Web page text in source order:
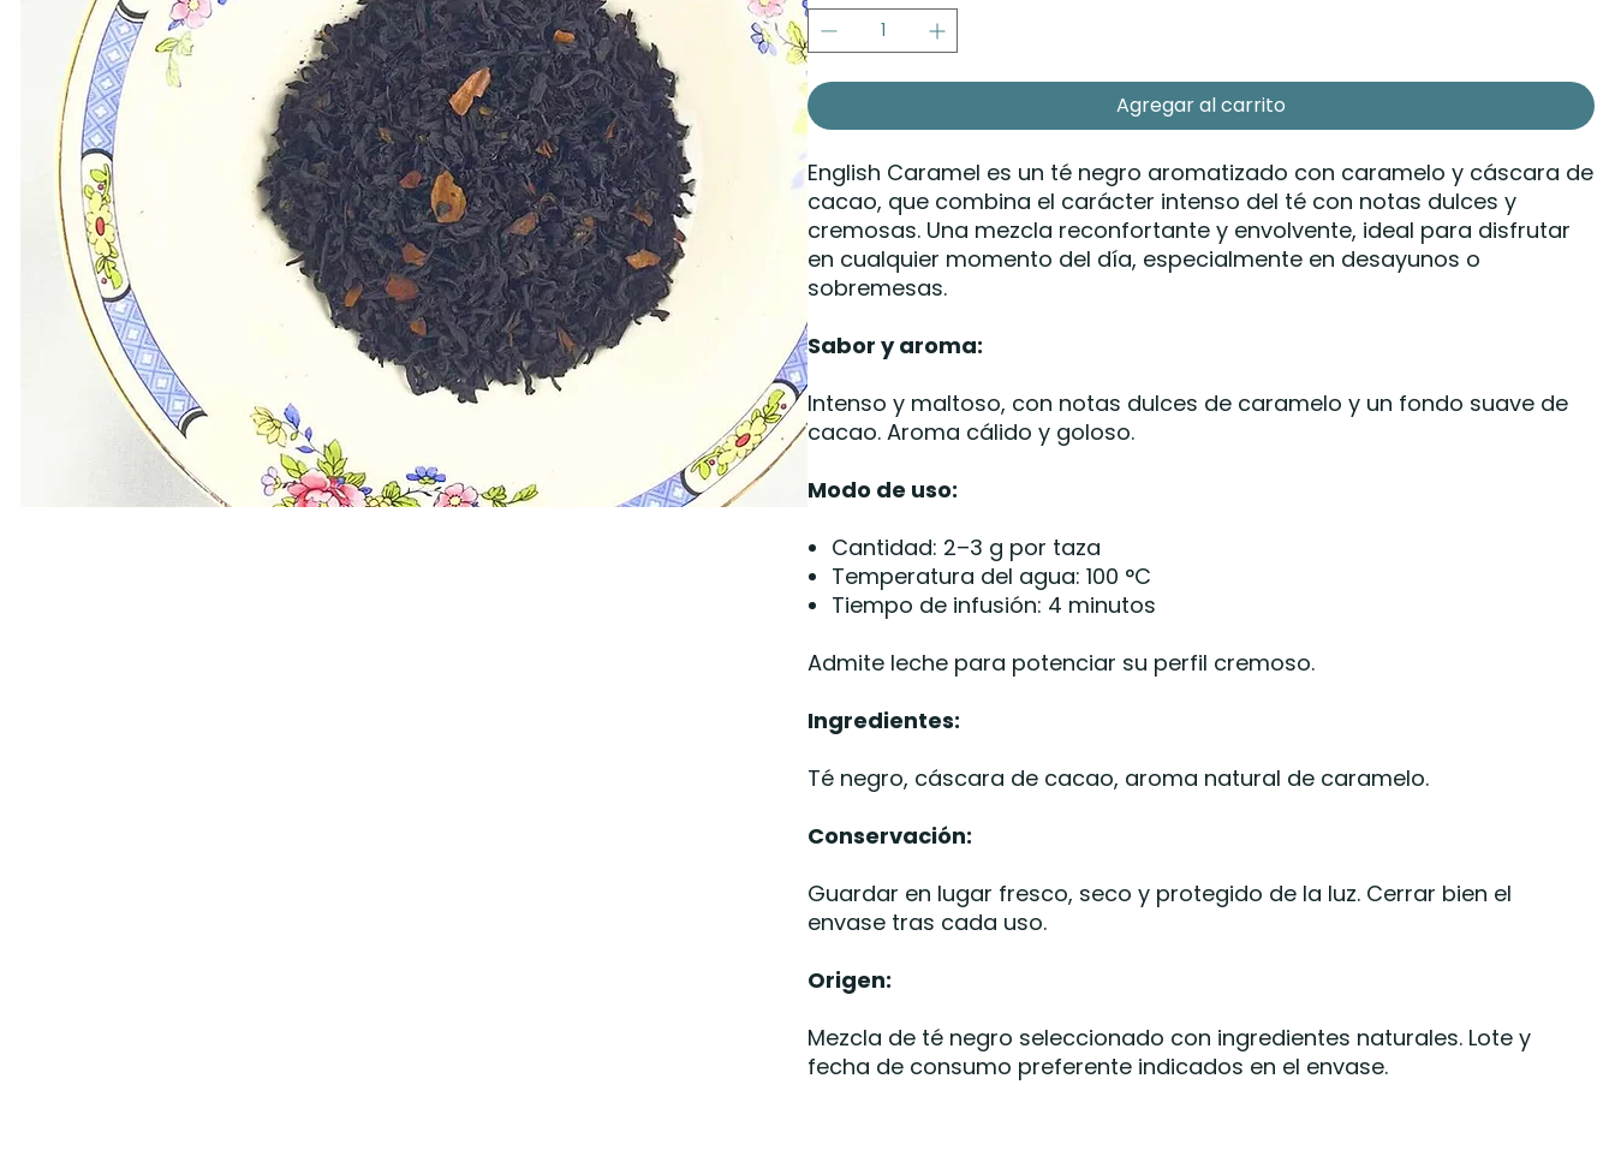
Agregar al carrito
English Caramel es un té negro aromatizado con caramelo y cáscara de
cacao, que combina el carácter intenso del té con notas dulces y
cremosas. Una mezcla reconfortante y envolvente, ideal para disfrutar
en cualquier momento del día, especialmente en desayunos o
sobremesas.
Sabor y aroma:
Intenso y maltoso, con notas dulces de caramelo y un fondo suave de
cacao. Aroma cálido y goloso.
Modo de uso:
Cantidad: 2–3 g por taza
Temperatura del agua: 100 °C
Tiempo de infusión: 4 minutos
Admite leche para potenciar su perfil cremoso.
Ingredientes:
Té negro, cáscara de cacao, aroma natural de caramelo.
Conservación:
Guardar en lugar fresco, seco y protegido de la luz. Cerrar bien el
envase tras cada uso.
Origen:
Mezcla de té negro seleccionado con ingredientes naturales. Lote y
fecha de consumo preferente indicados en el envase.